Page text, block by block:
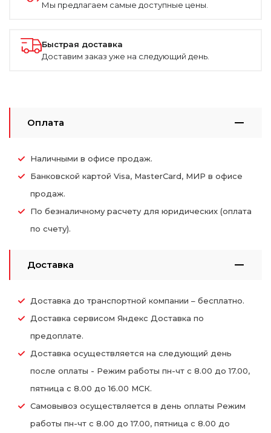
Мы предлагаем самые доступные цены.
Быстрая доставка
Доставим заказ уже на следующий день.
Оплата
Наличными в офисе продаж.
Банковской картой Visa, MasterCard, МИР в офисе
продаж.
По безналичному расчету для юридических (оплата
по счету).
Доставка
Доставка до транспортной компании – бесплатно.
Доставка сервисом Яндекс Доставка по
предоплате.
Доставка осуществляется на следующий день
после оплаты - Режим работы пн-чт с 8.00 до 17.00,
пятница с 8.00 до 16.00 МСК.
Самовывоз осуществляется в день оплаты Режим
работы пн-чт с 8.00 до 17.00, пятница с 8.00 до